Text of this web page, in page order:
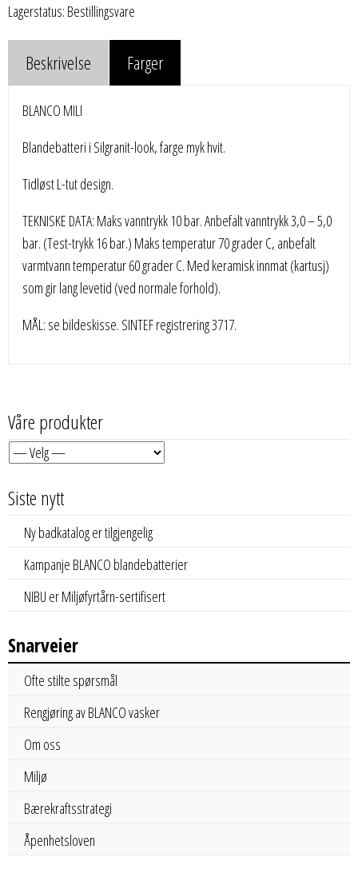
Lagerstatus: Bestillingsvare
Beskrivelse Farger
BLANCO MILI
Blandebatteri i Silgranit-look, farge myk hvit.
Tidløst L-tut design.
TEKNISKE DATA: Maks vanntrykk 10 bar. Anbefalt vanntrykk 3,0 – 5,0
bar. (Test-trykk 16 bar.) Maks temperatur 70 grader C, anbefalt
varmtvann temperatur 60 grader C. Med keramisk innmat (kartusj)
som gir lang levetid (ved normale forhold).
MÅL: se bildeskisse. SINTEF registrering 3717.
Våre produkter
Siste nytt
Ny badkatalog er tilgjengelig
Kampanje BLANCO blandebatterier
NIBU er Miljøfyrtårn-sertifisert
Snarveier
Ofte stilte spørsmål
Rengjøring av BLANCO vasker
Om oss
Miljø
Bærekraftsstrategi
Åpenhetsloven